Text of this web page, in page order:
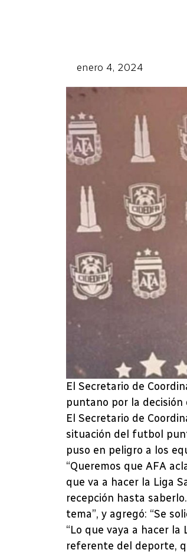
enero 4, 2024
El Secretario de
puntano por la decisión
El Secretario de
situación del futbol
puso en peligro a los
“Queremos que AFA
que va a hacer la Liga
recepción hasta
tema”, y agregó: “Se
“Lo que vaya a hacer
referente del deporte,